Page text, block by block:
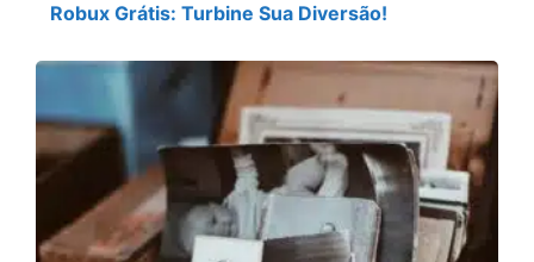
Robux Grátis: Turbine Sua Diversão!